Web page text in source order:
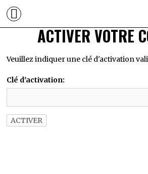
ACTIVER VOTRE
Veuillez indiquer une clé d'activation
Clé d'activation: